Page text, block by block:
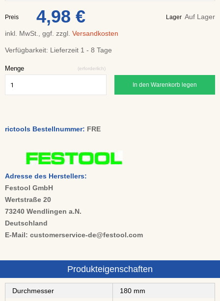
Preis 4,98 € Lager Auf Lager
inkl. MwSt., ggf. zzgl. Versandkosten
Verfügbarkeit: Lieferzeit 1 - 8 Tage
Menge (erforderlich)
In den Warenkorb legen
rictools Bestellnummer: FRE
Adresse des Herstellers:
Festool GmbH
Wertstraße 20
73240 Wendlingen a.N.
Deutschland
E-Mail: customerservice-de@festool.com
Produkteigenschaften
Durchmesser
180 mm